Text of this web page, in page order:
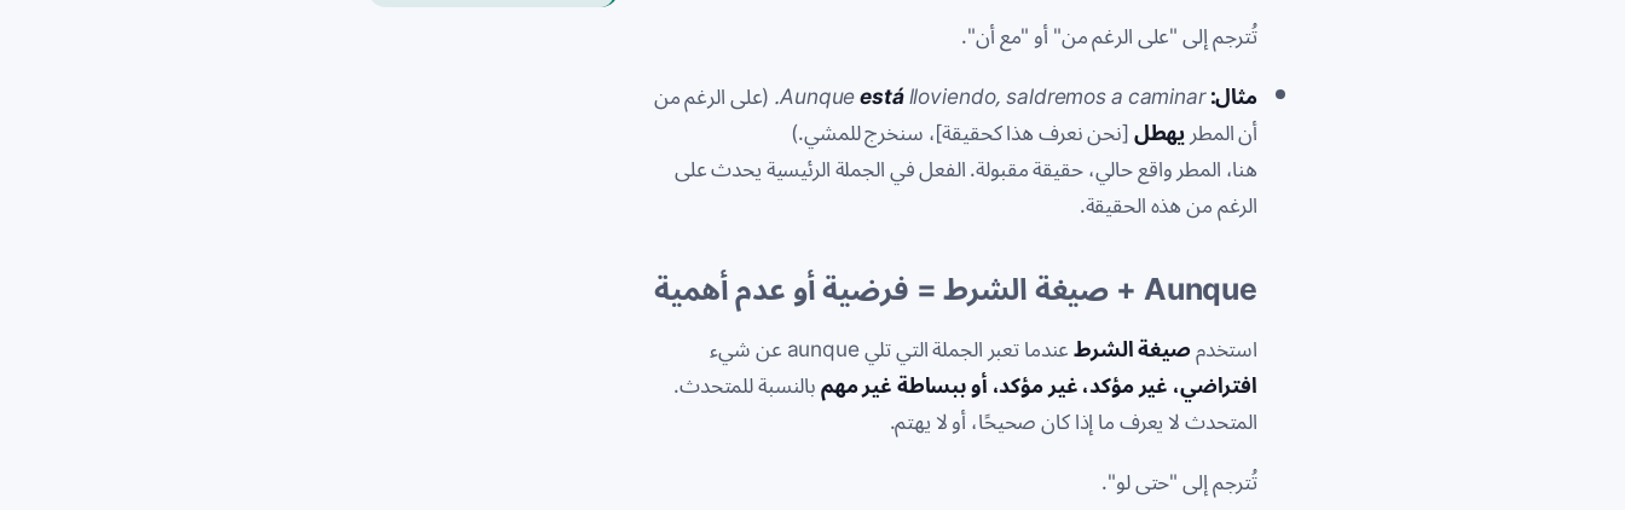
تُترجم إلى "على الرغم من" أو "مع أن".
مثال:
Aunqueestálloviendo, saldremos a caminar.
(على الرغم من
أن المطريهطل[نحن نعرف هذا كحقيقة]، سنخرج للمشي.)
هنا، المطر واقع حالي، حقيقة مقبولة. الفعل في الجملة الرئيسية يحدث على
الرغم من هذه الحقيقة.
Aunque+ صيغة الشرط = فرضية أو عدم أهمية
استخدمصيغة الشرطعندما تعبر الجملة التي تليaunqueعن شيء
افتراضي، غير مؤكد، غير مؤكد، أو ببساطة غير مهمبالنسبة للمتحدث.
المتحدث لا يعرف ما إذا كان صحيحًا، أو لا يهتم.
تُترجم إلى "حتى لو".